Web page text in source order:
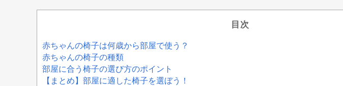
目次
赤ちゃんの椅子は何歳から部屋で使う？
赤ちゃんの椅子の種類
部屋に合う椅子の選び方のポイント
【まとめ】部屋に適した椅子を選ぼう！